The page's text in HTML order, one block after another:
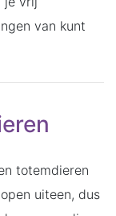
van kunt
totemdieren
uiteen, dus